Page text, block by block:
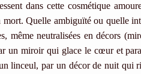
dans cette cosmétique
mort. Quelle ambiguïté ou quelle
même neutralisées en décors
un miroir qui glace le cœur et
linceul, par un décor de nuit qui